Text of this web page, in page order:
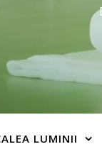
LUMINII